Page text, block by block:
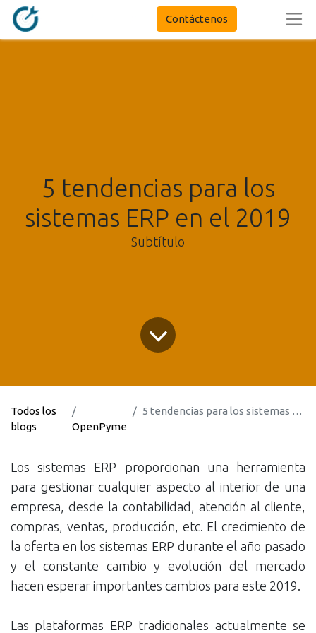
Contáctenos
5 tendencias para los
sistemas ERP en el 2019
Subtítulo
Todos los
blogs
OpenPyme
5 tendencias para los sistemas ERP en el 2019
Los sistemas ERP proporcionan una herramienta
para gestionar cualquier aspecto al interior de una
empresa, desde la contabilidad, atención al cliente,
compras, ventas, producción, etc. El crecimiento de
la oferta en los sistemas ERP durante el año pasado
y el constante cambio y evolución del mercado
hacen esperar importantes cambios para este 2019.
Las plataformas ERP tradicionales actualmente se